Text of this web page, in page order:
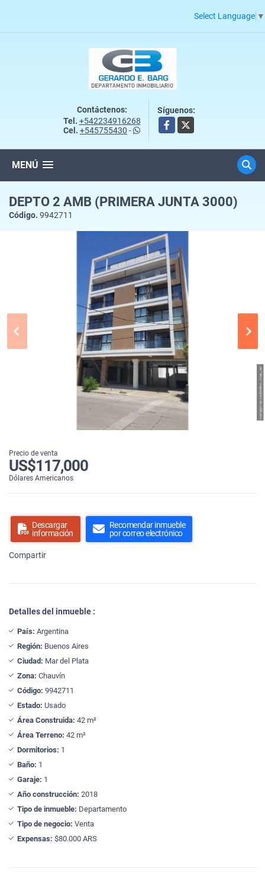
Select Language ▼
Contáctenos:
Tel. +542234916268
Cel. +545755430 -
Síguenos:
Facebook
X
MENÚ
DEPTO 2 AMB (PRIMERA JUNTA 3000)
Código. 9942711
Precio de venta
US$117,000
Dólares Americanos
Descargar
información
Recomendar inmueble
por correo electrónico
Compartir
Detalles del inmueble :
País: Argentina
Región: Buenos Aires
Ciudad: Mar del Plata
Zona: Chauvín
Código: 9942711
Estado: Usado
Área Construida: 42 m²
Área Terreno: 42 m²
Dormitorios: 1
Baño: 1
Garaje: 1
Año construcción: 2018
Tipo de inmueble: Departamento
Tipo de negocio: Venta
Expensas: $80.000 ARS